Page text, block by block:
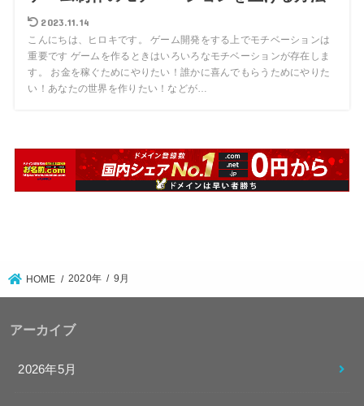
2023.11.14
こんにちは、ヒロキです。 ゲーム開発をする上でモチベーションは
重要です ゲームを作るときはいろいろなモチベーションが存在しま
す。 お金を稼ぐためにやりたい！誰かに喜んでもらうためにやりた
い！あなたの世界を作りたい！などが…
HOME 2020年 9月
アーカイブ
2026年5月